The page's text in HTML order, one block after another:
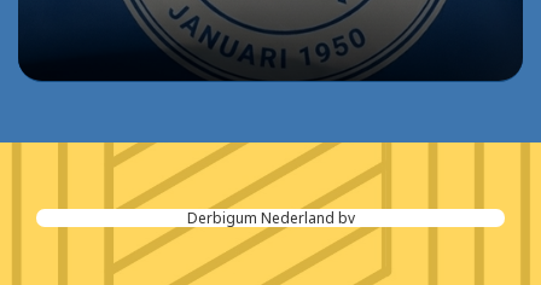
Daikin Airconditioning Netherlands B.V.